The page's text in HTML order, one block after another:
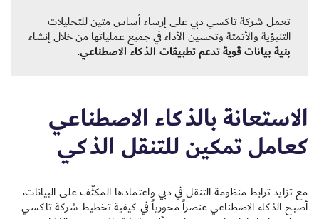
تعمل شركة تاكسي دبي على إرساء أساس متين للتحليلات
التنبؤية والأتمتة وتحسين الأداء في جميع عملياتها من خلال إنشاء
بنية بيانات قوية تدعم تطبيقات الذكاء الاصطناعي.
الاستعانة بالذكاء الاصطناعي
كعامل تمكين للتنقل الذكي
مع تزايد ترابط منظومة التنقل في دبي واعتمادها المكثّف على البيانات،
أصبح الذكاء الاصطناعي عنصراً محورياً في كيفية تخطيط شركة تاكسي